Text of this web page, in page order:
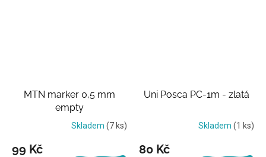
MTN marker 0,5 mm
empty
Skladem (7 ks)
99 Kč
Uni Posca PC-1m - zlatá
Skladem (1 ks)
80 Kč